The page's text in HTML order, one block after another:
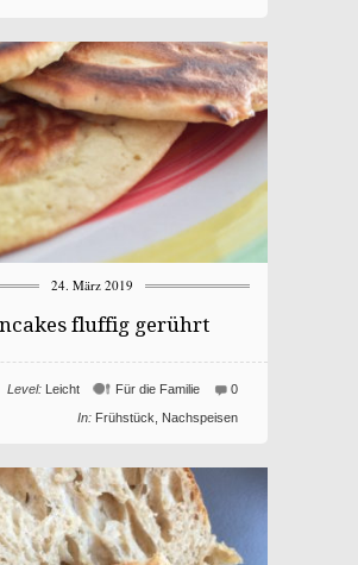
24. März 2019
fluffig gerührt
0
Für die Familie
Level:
Leicht
In: Frühstück Nachspeisen